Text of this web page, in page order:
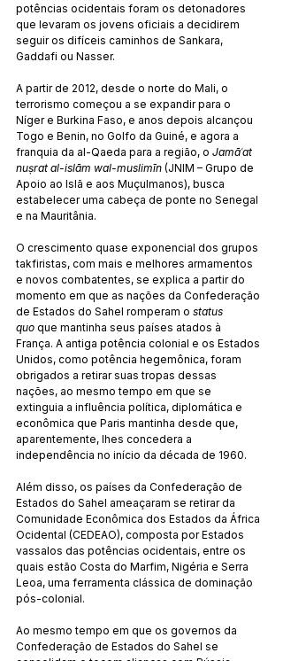
potências ocidentais foram os detonadores
que levaram os jovens oficiais a decidirem
seguir os difíceis caminhos de Sankara,
Gaddafi ou Nasser.
A partir de 2012, desde o norte do Mali, o
terrorismo começou a se expandir para o
Níger e Burkina Faso, e anos depois alcançou
Togo e Benin, no Golfo da Guiné, e agora a
franquia da al-Qaeda para a região, o Jamāʿat
nuṣrat al-islām wal-muslimīn (JNIM – Grupo de
Apoio ao Islã e aos Muçulmanos), busca
estabelecer uma cabeça de ponte no Senegal
e na Mauritânia.
O crescimento quase exponencial dos grupos
takfiristas, com mais e melhores armamentos
e novos combatentes, se explica a partir do
momento em que as nações da Confederação
de Estados do Sahel romperam o status
quo que mantinha seus países atados à
França. A antiga potência colonial e os Estados
Unidos, como potência hegemônica, foram
obrigados a retirar suas tropas dessas
nações, ao mesmo tempo em que se
extinguia a influência política, diplomática e
econômica que Paris mantinha desde que,
aparentemente, lhes concedera a
independência no início da década de 1960.
Além disso, os países da Confederação de
Estados do Sahel ameaçaram se retirar da
Comunidade Econômica dos Estados da África
Ocidental (CEDEAO), composta por Estados
vassalos das potências ocidentais, entre os
quais estão Costa do Marfim, Nigéria e Serra
Leoa, uma ferramenta clássica de dominação
pós-colonial.
Ao mesmo tempo em que os governos da
Confederação de Estados do Sahel se